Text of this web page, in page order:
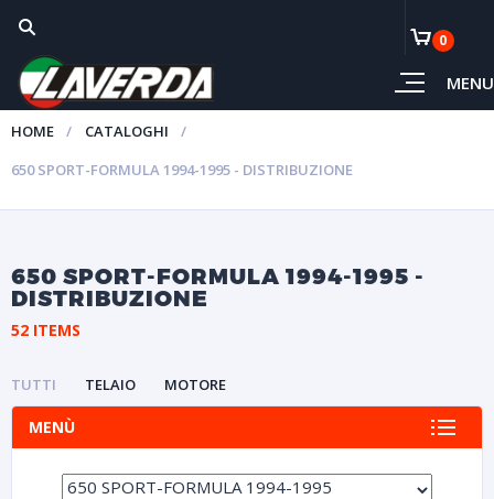
MENU
0
HOME
CATALOGHI
650 SPORT-FORMULA 1994-1995 - DISTRIBUZIONE
650 SPORT-FORMULA 1994-1995 -
DISTRIBUZIONE
52 ITEMS
TUTTI TELAIO MOTORE
MENÙ